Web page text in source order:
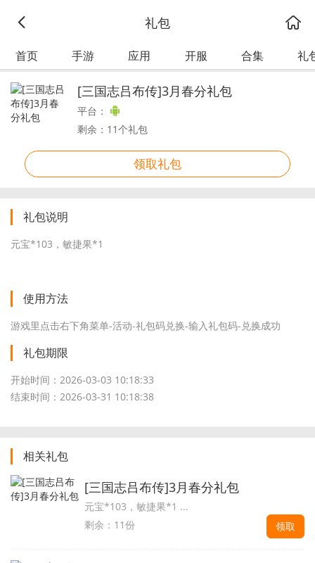
礼包
首页 手游 应用 开服 合集 礼
[三国志吕布传]3月春分礼包
平台：
剩余：11个礼包
领取礼包
礼包说明
元宝*103，敏捷果*1
使用方法
游戏里点击右下角菜单-活动-礼包码兑换-输入礼包码-兑换成功
礼包期限
开始时间：2026-03-03 10:18:33
结束时间：2026-03-31 10:18:38
相关礼包
[三国志吕布传]3月春分礼包
元宝*103，敏捷果*1 ...
剩余：11份
领取